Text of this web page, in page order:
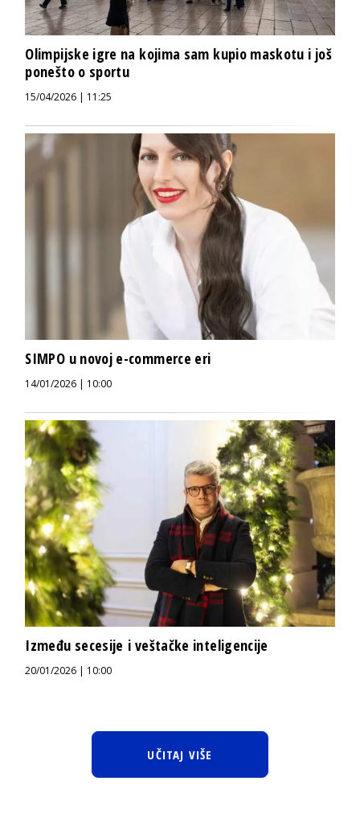
Olimpijske igre na kojima sam kupio maskotu i još
ponešto o sportu
15/04/2026 | 11:25
SIMPO u novoj e-commerce eri
14/01/2026 | 10:00
Između secesije i veštačke inteligencije
20/01/2026 | 10:00
UČITAJ VIŠE